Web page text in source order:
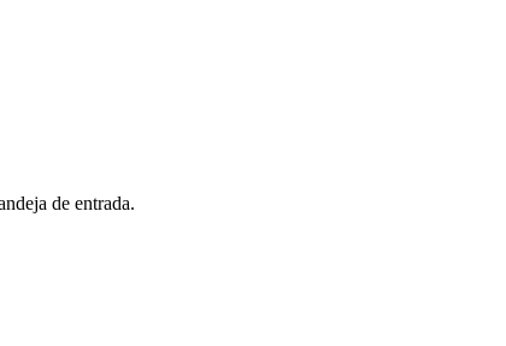
de entrada.